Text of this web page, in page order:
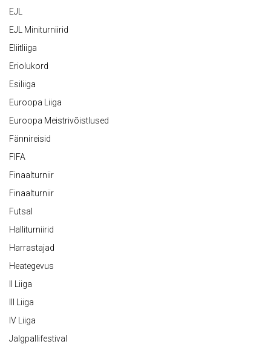
EJL
EJL Miniturniirid
Eliitliiga
Eriolukord
Esiliiga
Euroopa Liiga
Euroopa Meistrivõistlused
Fännireisid
FIFA
Finaalturniir
Finaalturniir
Futsal
Halliturniirid
Harrastajad
Heategevus
II Liiga
III Liiga
IV Liiga
Jalgpallifestival